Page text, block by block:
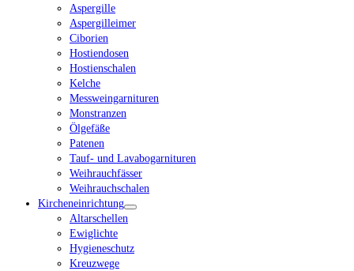
Aspergille
Aspergilleimer
Ciborien
Hostiendosen
Hostienschalen
Kelche
Messweingarnituren
Monstranzen
Ölgefäße
Patenen
Tauf- und Lavabogarnituren
Weihrauchfässer
Weihrauchschalen
Kircheneinrichtung
Altarschellen
Ewiglichte
Hygieneschutz
Kreuzwege